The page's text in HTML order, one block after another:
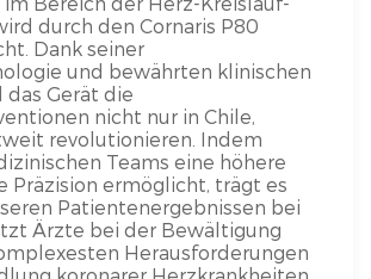
durch den Cornaris P80
Dank seiner
und bewährten klinischen
das Gerät die
nicht nur in Chile,
revolutionieren. Indem
Teams eine höhere
Präzision ermöglicht, trägt es
Patientenergebnissen bei
Ärzte bei der Bewältigung
Herausforderungen
koronarer Herzkrankheiten.